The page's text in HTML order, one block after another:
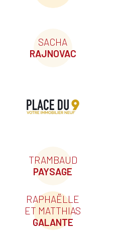
SACHA
RAJNOVAC
TRAMBAUD
PAYSAGE
RAPHAËLLE
ET MATTHIAS
GALANTE